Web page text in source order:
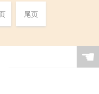
尾页
☚